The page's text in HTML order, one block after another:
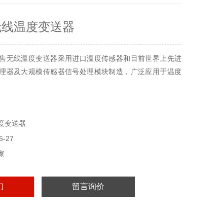
温度变送器
无线温度变送器采用进口温度传感器和目前世界上先进
器及大规模传感器信号处理模块制造，广泛应用于温度
变送器
27
留言询价